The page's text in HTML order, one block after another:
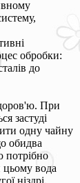
обробки:
до
При
застуді
одну чайну
обидва
потрібно
цьому вода
ніздрі.